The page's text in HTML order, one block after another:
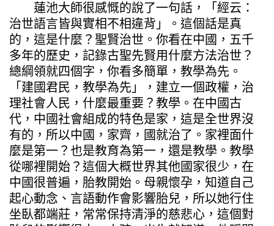
蓮池大師很感慨的說了一句話，「經云：
治世語言皆與實相不相違背」。這個話是真
的，這是什麼？聖賢治世。你看在中國，五千
多年的歷史，記錄古聖先賢用什麼方法治世？
總綱領就四個字，你看多簡單，教學為先。
「建國君民，教學為先」，建立一個政權，治
理社會人民，什麼最重要？教學。在中國古
代，中國社會組成的特色是家，這是全世界沒
有的，所以中國，家齊，國就治了。家裡面什
麼是第一？也是教育為第一，還是教學。教學
從哪裡開始？這個大概世界其他國家很少，在
中國很普遍，胎教開始。母親懷孕，知道自己
起心動念、言語動作會影響胎兒，所以她行住
坐臥都端莊，常常保持清淨的慈悲心，這個對